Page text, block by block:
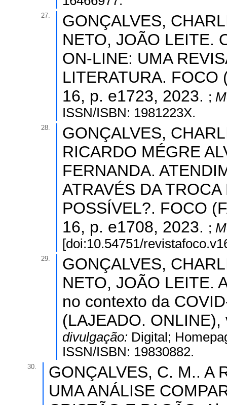
27.
GONÇALVES,
NETO, JOÃO LEITE.
ON-LINE: UMA
LITERATURA. FOCO
16, p. e1723, 2023. ;
ISSN/ISBN: 1981223X.
28.
GONÇALVES,
RICARDO MÉGRE
FERNANDA.
ATRAVÉS DA
POSSÍVEL?. FOCO
16, p. e1708, 2023. ;
[doi:10.54751/
29.
GONÇALVES,
NETO, JOÃO LEITE.
no contexto da
(LAJEADO.
divulgação: Digital;
ISSN/ISBN: 19830882.
30.
GONÇALVES, C. M.. A
UMA ANÁLISE